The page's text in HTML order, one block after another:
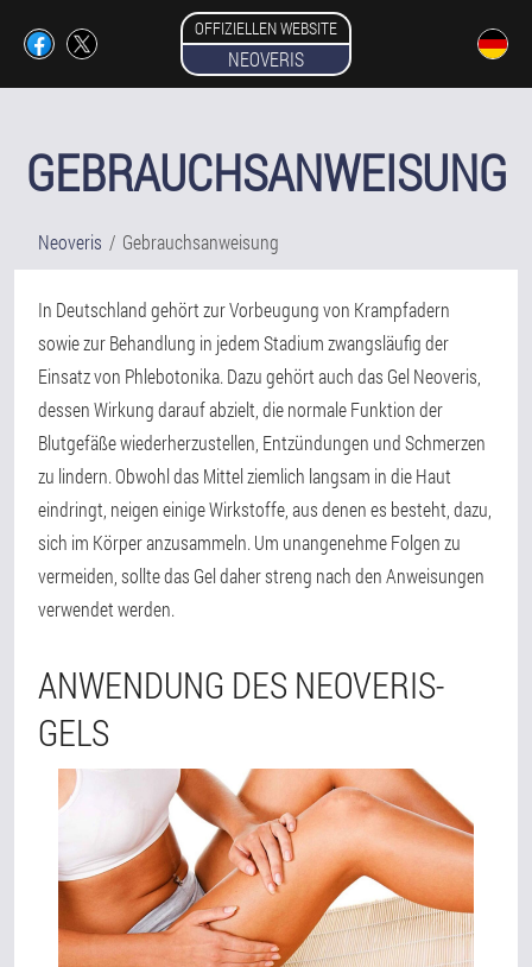
OFFIZIELLEN WEBSITE
NEOVERIS
GEBRAUCHSANWEISUNG
Neoveris Gebrauchsanweisung
In Deutschland gehört zur Vorbeugung von Krampfadern
sowie zur Behandlung in jedem Stadium zwangsläufig der
Einsatz von Phlebotonika. Dazu gehört auch das Gel Neoveris,
dessen Wirkung darauf abzielt, die normale Funktion der
Blutgefäße wiederherzustellen, Entzündungen und Schmerzen
zu lindern. Obwohl das Mittel ziemlich langsam in die Haut
eindringt, neigen einige Wirkstoffe, aus denen es besteht, dazu,
sich im Körper anzusammeln. Um unangenehme Folgen zu
vermeiden, sollte das Gel daher streng nach den Anweisungen
verwendet werden.
ANWENDUNG DES NEOVERIS-
GELS